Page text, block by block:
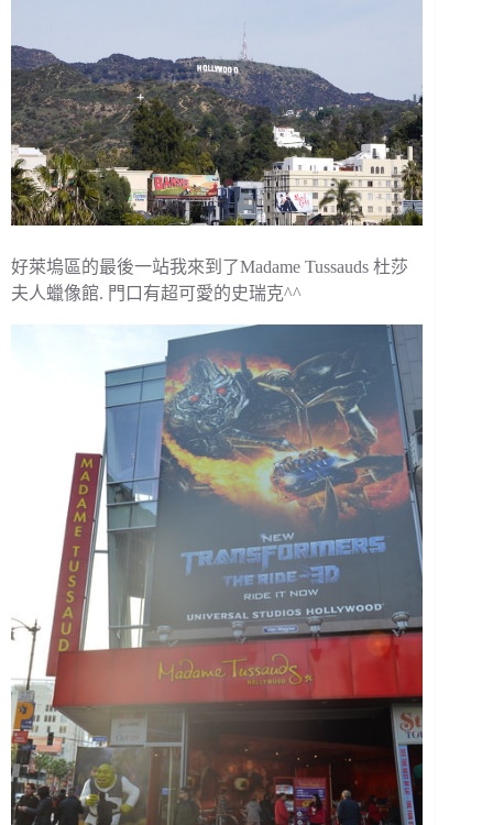
好萊塢區的最後一站我來到了Madame Tussauds 杜莎
夫人蠟像館. 門口有超可愛的史瑞克^^